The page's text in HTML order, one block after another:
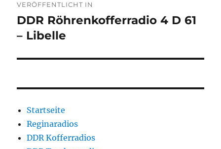
VERÖFFENTLICHT IN
DDR Röhrenkofferradio 4 D 61
– Libelle
Startseite
Reginaradios
DDR Kofferradios